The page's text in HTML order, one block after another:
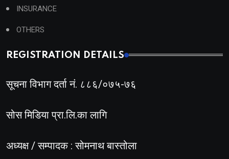
INSURANCE
OTHERS
REGISTRATION DETAILS
सूचना विभाग दर्ता नं. ८८६/०७५-७६
सोस मिडिया प्रा.लि.का लागि
अध्यक्ष / सम्पादक : सोमनाथ बास्तोला